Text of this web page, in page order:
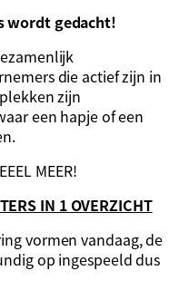
wordt gedacht!
die actief zijn in
zijn
een hapje of een
MEER!
IN 1 OVERZICHT
vormen vandaag, de
op ingespeeld dus